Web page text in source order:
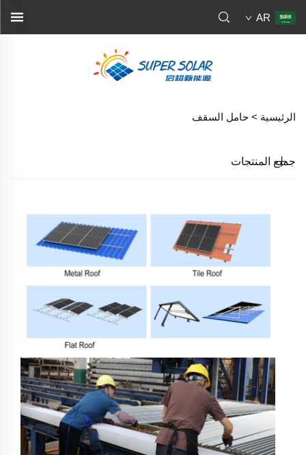
AR
الرئيسية > حامل السقف
جميع المنتجات